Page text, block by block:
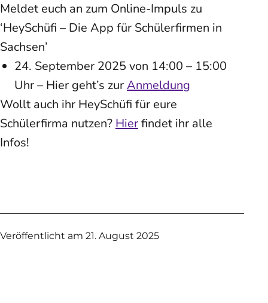
Meldet euch an zum Online-Impuls zu
‘HeySchüfi – Die App für Schülerfirmen in
Sachsen’
24. September 2025 von 14:00 – 15:00
Uhr – Hier geht’s zurAnmeldung
Wollt auch ihr HeySchüfi für eure
Schülerfirma nutzen? Hierfindet ihr alle
Infos!
Veröffentlicht am 21. August 2025